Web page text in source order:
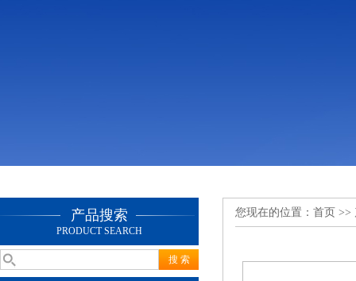
产品搜索
PRODUCT SEARCH
您现在的位置： 首页 >>